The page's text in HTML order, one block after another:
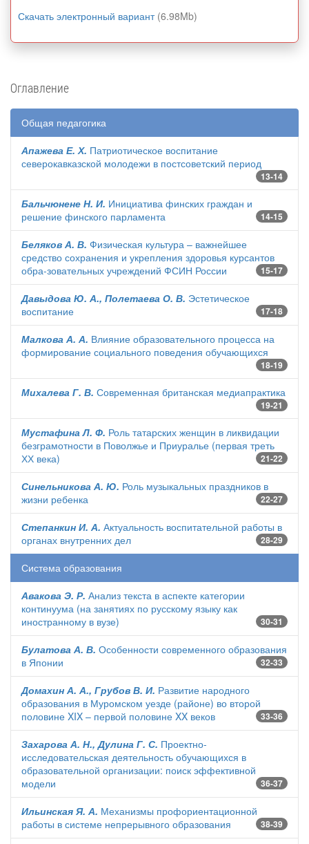
Скачать электронный вариант (6.98Mb)
Оглавление
Общая педагогика
Апажева Е. Х. Патриотическое воспитание
северокавказской молодежи в постсоветский период
13-14
Бальчюнене Н. И. Инициатива финских граждан и
решение финского парламента
14-15
Беляков А. В. Физическая культура – важнейшее
средство сохранения и укрепления здоровья курсантов
обра-зовательных учреждений ФСИН России
15-17
Давыдова Ю. А., Полетаева О. В. Эстетическое
воспитание
17-18
Малкова А. А. Влияние образовательного процесса на
формирование социального поведения обучающихся
18-19
Михалева Г. В. Современная британская медиапрактика
19-21
Мустафина Л. Ф. Роль татарских женщин в ликвидации
безграмотности в Поволжье и Приуралье (первая треть
ХХ века)
21-22
Синельникова А. Ю. Роль музыкальных праздников в
жизни ребенка
22-27
Степанкин И. А. Актуальность воспитательной работы в
органах внутренних дел
28-29
Система образования
Авакова Э. Р. Анализ текста в аспекте категории
континуума (на занятиях по русскому языку как
иностранному в вузе)
30-31
Булатова А. В. Особенности современного образования
в Японии
32-33
Домахин А. А., Грубов В. И. Развитие народного
образования в Муромском уезде (районе) во второй
половине XIX – первой половине XX веков
33-36
Захарова А. Н., Дулина Г. С. Проектно-
исследовательская деятельность обучающихся в
образовательной организации: поиск эффективной
модели
36-37
Ильинская Я. А. Механизмы профориентационной
работы в системе непрерывного образования
38-39